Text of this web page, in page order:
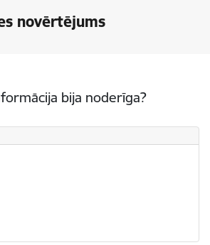
novērtējums
bija noderīga?
bija noderīga?